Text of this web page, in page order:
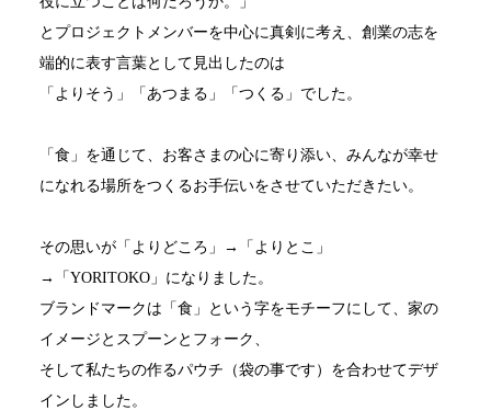
とプロジェクトメンバーを中心に真剣に考え、創業の志を
端的に表す言葉として見出したのは
「よりそう」「あつまる」「つくる」でした。
「食」を通じて、お客さまの心に寄り添い、みんなが幸せ
になれる場所をつくるお手伝いをさせていただきたい。
その思いが「よりどころ」→「よりとこ」
→「YORITOKO」になりました。
ブランドマークは「食」という字をモチーフにして、家の
イメージとスプーンとフォーク、
そして私たちの作るパウチ（袋の事です）を合わせてデザ
インしました。